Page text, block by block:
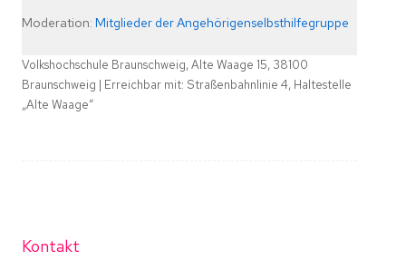
Moderation: Mitglieder der Angehörigenselbsthilfegruppe
Volkshochschule Braunschweig, Alte Waage 15, 38100
Braunschweig | Erreichbar mit: Straßenbahnlinie 4, Haltestelle
„Alte Waage“
Kontakt